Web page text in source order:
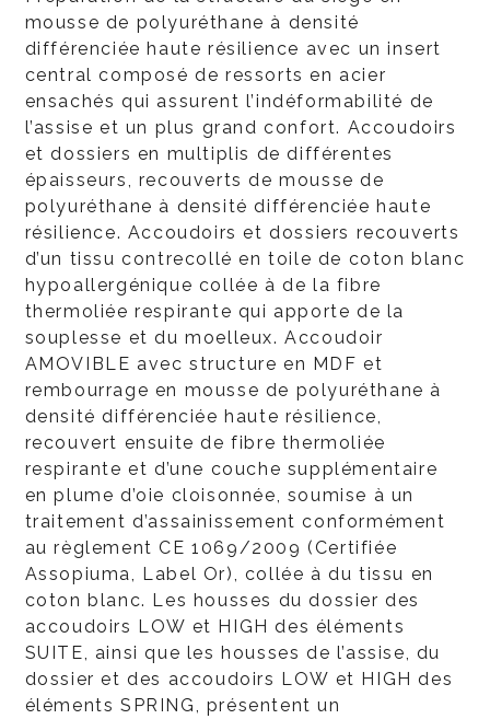
mousse de polyuréthane à densité
différenciée haute résilience avec un insert
central composé de ressorts en acier
ensachés qui assurent l’indéformabilité de
l’assise et un plus grand confort. Accoudoirs
et dossiers en multiplis de différentes
épaisseurs, recouverts de mousse de
polyuréthane à densité différenciée haute
résilience. Accoudoirs et dossiers recouverts
d’un tissu contrecollé en toile de coton blanc
hypoallergénique collée à de la fibre
thermoliée respirante qui apporte de la
souplesse et du moelleux. Accoudoir
AMOVIBLE avec structure en MDF et
rembourrage en mousse de polyuréthane à
densité différenciée haute résilience,
recouvert ensuite de fibre thermoliée
respirante et d’une couche supplémentaire
en plume d’oie cloisonnée, soumise à un
traitement d’assainissement conformément
au règlement CE 1069/2009 (Certifiée
Assopiuma, Label Or), collée à du tissu en
coton blanc. Les housses du dossier des
accoudoirs LOW et HIGH des éléments
SUITE, ainsi que les housses de l’assise, du
dossier et des accoudoirs LOW et HIGH des
éléments SPRING, présentent un